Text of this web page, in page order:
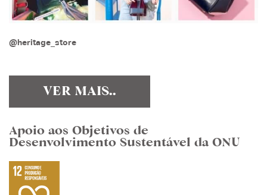
@heritage_store
VER MAIS..
Apoio aos Objetivos de
Desenvolvimento Sustentável da ONU